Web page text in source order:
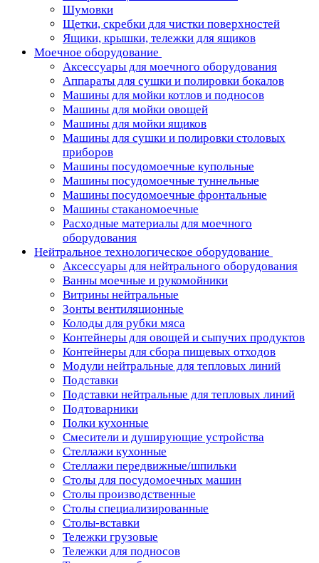
Шумовки
Щетки, скребки для чистки поверхностей
Ящики, крышки, тележки для ящиков
Моечное оборудование
Аксессуары для моечного оборудования
Аппараты для сушки и полировки бокалов
Машины для мойки котлов и подносов
Машины для мойки овощей
Машины для мойки ящиков
Машины для сушки и полировки столовых
приборов
Машины посудомоечные купольные
Машины посудомоечные туннельные
Машины посудомоечные фронтальные
Машины стаканомоечные
Расходные материалы для моечного
оборудования
Нейтральное технологическое оборудование
Аксессуары для нейтрального оборудования
Ванны моечные и рукомойники
Витрины нейтральные
Зонты вентиляционные
Колоды для рубки мяса
Контейнеры для овощей и сыпучих продуктов
Контейнеры для сбора пищевых отходов
Модули нейтральные для тепловых линий
Подставки
Подставки нейтральные для тепловых линий
Подтоварники
Полки кухонные
Смесители и душирующие устройства
Стеллажи кухонные
Стеллажи передвижные/шпильки
Столы для посудомоечных машин
Столы производственные
Столы специализированные
Столы-вставки
Тележки грузовые
Тележки для подносов